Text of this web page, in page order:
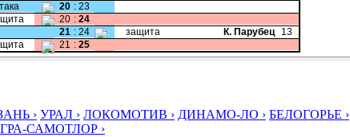
20 : 23
20 : 24
21 : 24 защита К. Парубец
13
21 : 25
› УРАЛ › ЛОКОМОТИВ › ДИНАМО-ЛО › БЕЛОГОРЬЕ ›
САМОТЛОР ›